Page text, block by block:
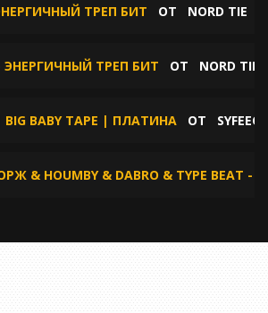
ТРЕП БИТ ОТ NORD TIE
- ЭНЕРГИЧНЫЙ ТРЕП БИТ ОТ NORD TIE
BABY TAPE | ПЛАТИНА ОТ
& HOUMBY & DABRO & TYPE BEAT -